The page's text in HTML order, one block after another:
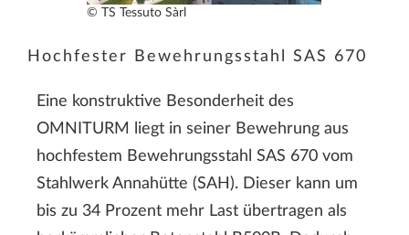
© TS Tessuto Sàrl
Hochfester Bewehrungsstahl SAS 670
Eine konstruktive Besonderheit des
OMNITURM liegt in seiner Bewehrung aus
hochfestem Bewehrungsstahl SAS 670 vom
Stahlwerk Annahütte (SAH). Dieser kann um
bis zu 34 Prozent mehr Last übertragen als